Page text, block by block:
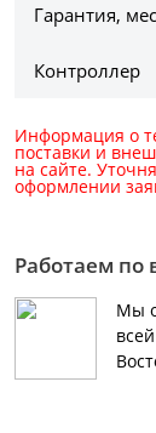
Гарантия, мес
Контроллер
Информация о
поставки и
на сайте.
оформлении
Работаем по
Мы